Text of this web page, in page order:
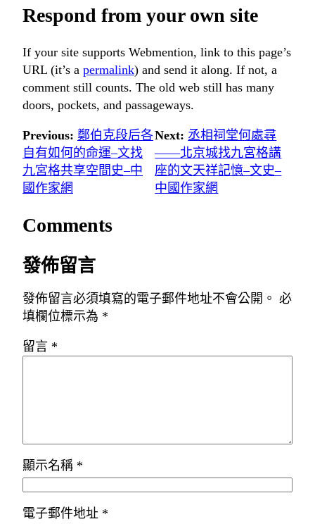
Respond from your own site
If your site supports Webmention, link to this page’s
URL (it’s a permalink) and send it along. If not, a
comment still counts. The old web still has many
doors, pockets, and passageways.
Previous: 鄭伯克段后各
自有如何的命運–文找
九宮格共享空間史–中
國作家網
Next: 丞相祠堂何處尋
——北京城找九宮格講
座的文天祥記憶–文史–
中國作家網
Comments
發佈留言
發佈留言必須填寫的電子郵件地址不會公開。 必
填欄位標示為 *
留言 *
顯示名稱 *
電子郵件地址 *